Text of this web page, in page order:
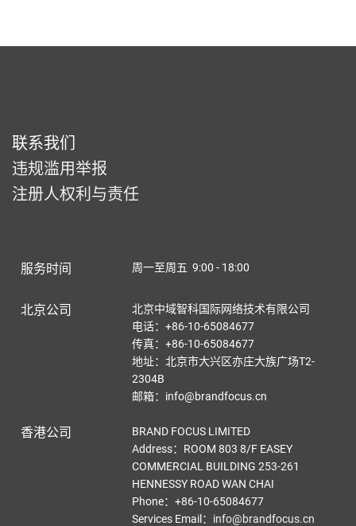
联系我们
违规滥用举报
注册人权利与责任
服务时间 周一至周五 9:00 - 18:00
北京公司
北京中域智科国际网络技术有限公司
电话：+86-10-65084677
传真：+86-10-65084677
地址：北京市大兴区亦庄大族广场T2-
2304B
邮箱：info@brandfocus.cn
香港公司
BRAND FOCUS LIMITED
Address：ROOM 803 8/F EASEY
COMMERCIAL BUILDING 253-261
HENNESSY ROAD WAN CHAI
Phone：+86-10-65084677
Services Email ： info@brandfocus.cn